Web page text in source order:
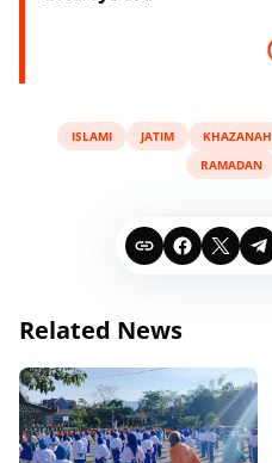
ISLAMI JATIM KHAZANAH
RAMADAN
Related News